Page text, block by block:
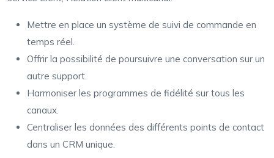
Mettre en place un système de suivi de commande en
temps réel.
Offrir la possibilité de poursuivre une conversation sur un
autre support.
Harmoniser les programmes de fidélité sur tous les
canaux.
Centraliser les données des différents points de contact
dans un CRM unique.